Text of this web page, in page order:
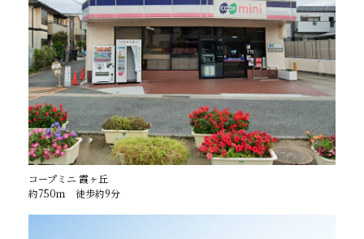
コープミニ 霞ヶ丘
約750ｍ 徒歩約9分